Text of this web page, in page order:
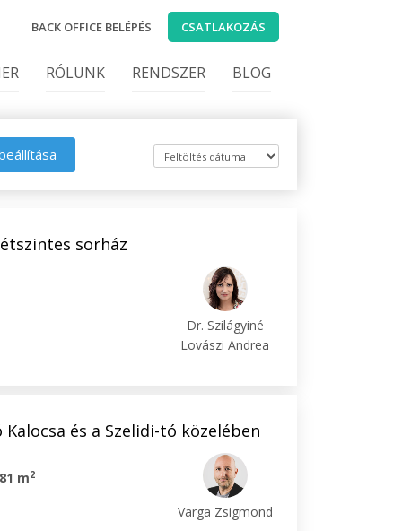
BACK OFFICE BELÉPÉS CSATLAKOZÁS
RÓLUNK RENDSZER BLOG
sorház
Dr. Szilágyiné
Lovászi Andrea
Kalocsa és a Szelidi-tó közelében
m2
Varga Zsigmond